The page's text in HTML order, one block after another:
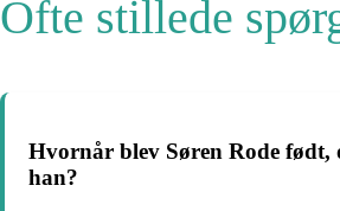
Ofte stillede
Hvornår blev Søren Rode født,
han?